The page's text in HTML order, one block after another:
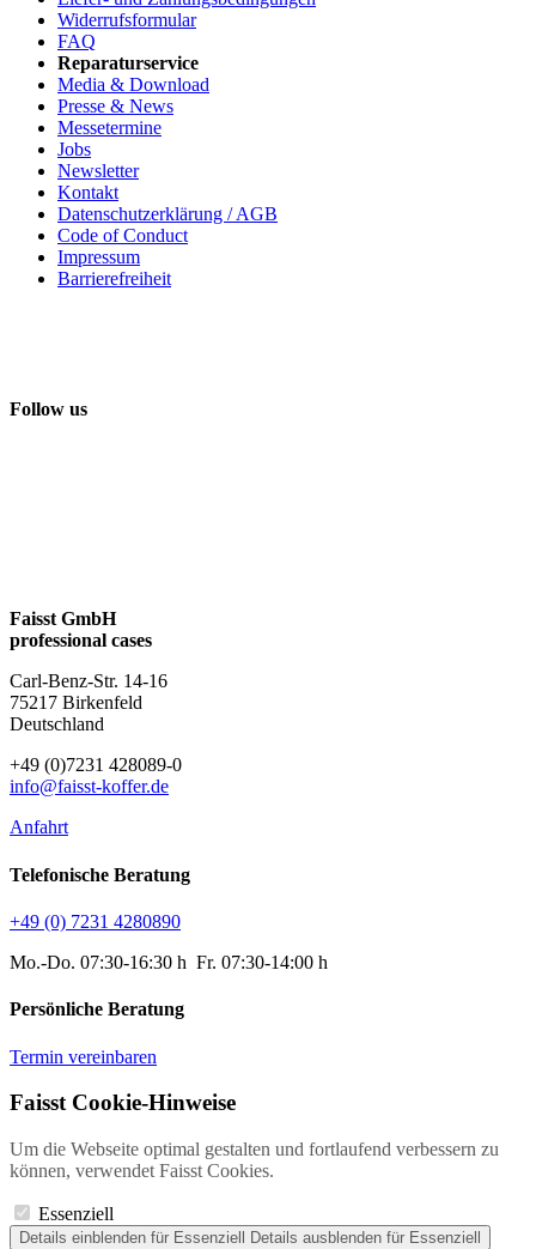
Widerrufsformular
FAQ
Reparaturservice
Media & Download
Presse & News
Messetermine
Jobs
Newsletter
Kontakt
Datenschutzerklärung / AGB
Code of Conduct
Impressum
Barrierefreiheit
Follow us
Faisst GmbH
professional cases
Carl-Benz-Str. 14-16
75217 Birkenfeld
Deutschland
+49 (0)7231 428089-0
info@faisst-koffer.de
Anfahrt
Telefonische Beratung
+49 (0) 7231 4280890
Mo.-Do. 07:30-16:30 h Fr. 07:30-14:00 h
Persönliche Beratung
Termin vereinbaren
Faisst Cookie-Hinweise
Um die Webseite optimal gestalten und fortlaufend verbessern zu
können, verwendet Faisst Cookies.
Essenziell
Details einblenden für Essenziell Details ausblenden für Essenziell